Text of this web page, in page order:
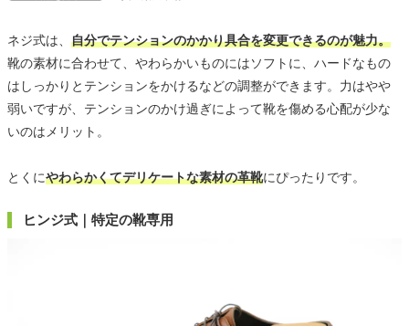
ネジ式は、 自分でテンションのかかり具合を変更できるのが魅力。
靴の素材に合わせて、やわらかいものにはソフトに、ハードなもの
はしっかりとテンションをかけるなどの調整ができます。力はやや
弱いですが、テンションのかけ過ぎによって靴を傷める心配が少な
いのはメリット。
とくにやわらかくてデリケートな素材の革靴にぴったりです。
ヒンジ式｜特定の靴専用